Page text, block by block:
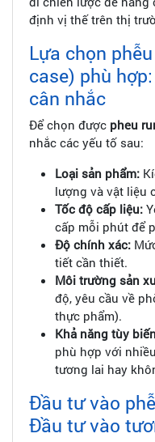
định vị thế trên thị
Lựa chọn
case) phù
cân nhắc
Để chọn được pheu
nhắc các yếu tố sau:
Loại sản phẩm:
lượng và vật liệu
Tốc độ cấp liệu:
cấp mỗi phút để
Độ chính xác:
tiết cần thiết.
Môi trường sản
độ, yêu cầu về
thực phẩm).
Khả năng tùy
phù hợp với
tương lai hay
Đầu tư vào
Đầu tư vào